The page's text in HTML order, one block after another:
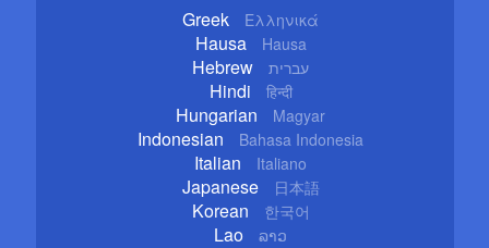
Greek Ελληνικά
Hausa Hausa
Hebrew עברית
Hindi हिन्दी
Hungarian Magyar
Indonesian Bahasa Indonesia
Italian Italiano
Japanese 日本語
Korean 한국어
Lao ລາວ